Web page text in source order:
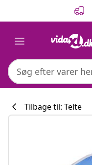
Tilbage til: Telte